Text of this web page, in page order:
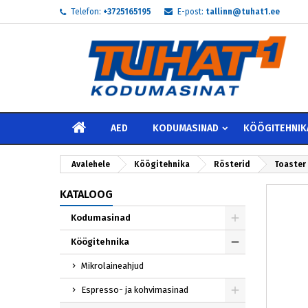
Telefon: +3725165195 E-post: tallinn@tuhat1.ee
AVALEHELE
AED KODUMASINAD
Avalehele Köögitehnika Rösterid
KATALOOG
Kodumasinad
Köögitehnika
Mikrolaineahjud
Espresso- ja kohvimasinad